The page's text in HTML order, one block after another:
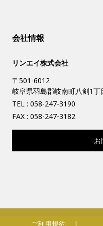
会社情報
リンエイ株式会社
〒501-6012
岐阜県羽島郡岐南町八剣1丁
TEL : 058-247-3190
FAX : 058-247-3182
お
ご利用規約